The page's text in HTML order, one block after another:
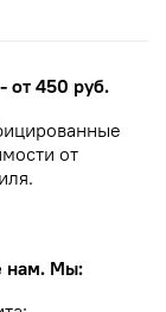
- от 450 руб.
от
нам. Мы: